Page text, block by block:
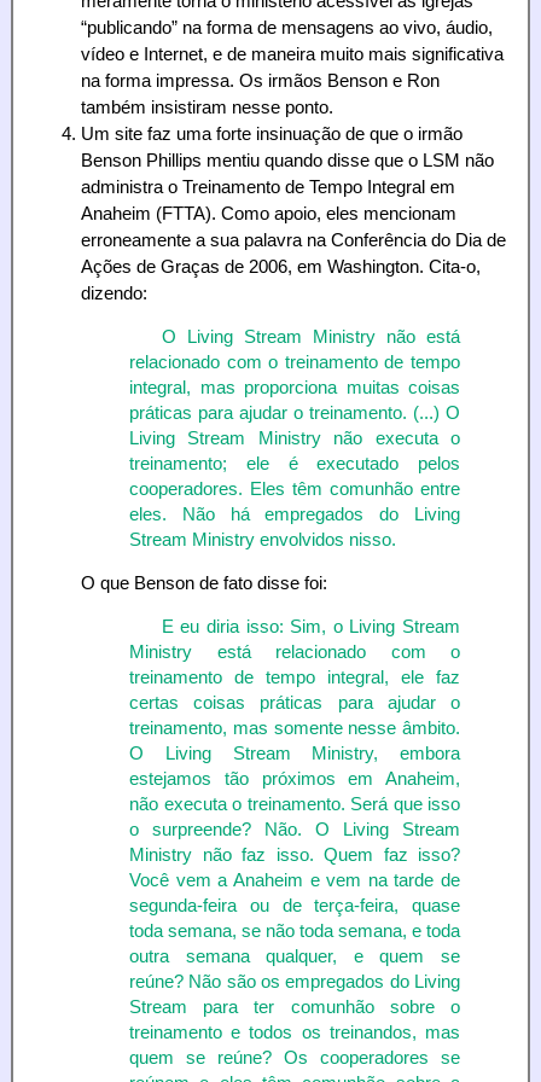
“publicando” na forma de mensagens ao vivo, áudio,
vídeo e Internet, e de maneira muito mais significativa
na forma impressa. Os irmãos Benson e Ron
também insistiram nesse ponto.
Um site faz uma forte insinuação de que o irmão
Benson Phillips mentiu quando disse que o LSM não
administra o Treinamento de Tempo Integral em
Anaheim (FTTA). Como apoio, eles mencionam
erroneamente a sua palavra na Conferência do Dia de
Ações de Graças de 2006, em Washington. Cita-o,
dizendo:
O Living Stream Ministry não está
relacionado com o treinamento de tempo
integral, mas proporciona muitas coisas
práticas para ajudar o treinamento. (...) O
Living Stream Ministry não executa o
treinamento; ele é executado pelos
cooperadores. Eles têm comunhão entre
eles. Não há empregados do Living
Stream Ministry envolvidos nisso.
O que Benson de fato disse foi:
E eu diria isso: Sim, o Living Stream
Ministry está relacionado com o
treinamento de tempo integral, ele faz
certas coisas práticas para ajudar o
treinamento, mas somente nesse âmbito.
O Living Stream Ministry, embora
estejamos tão próximos em Anaheim,
não executa o treinamento. Será que isso
o surpreende? Não. O Living Stream
Ministry não faz isso. Quem faz isso?
Você vem a Anaheim e vem na tarde de
segunda-feira ou de terça-feira, quase
toda semana, se não toda semana, e toda
outra semana qualquer, e quem se
reúne? Não são os empregados do Living
Stream para ter comunhão sobre o
treinamento e todos os treinandos, mas
quem se reúne? Os cooperadores se